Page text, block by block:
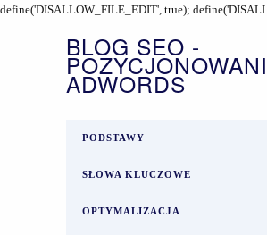
define('DISALLOW_FILE_EDIT', true);
BLOG SEO -
ADWORDS
PODSTAWY
SŁOWA KLUCZOWE
OPTYMALIZACJA